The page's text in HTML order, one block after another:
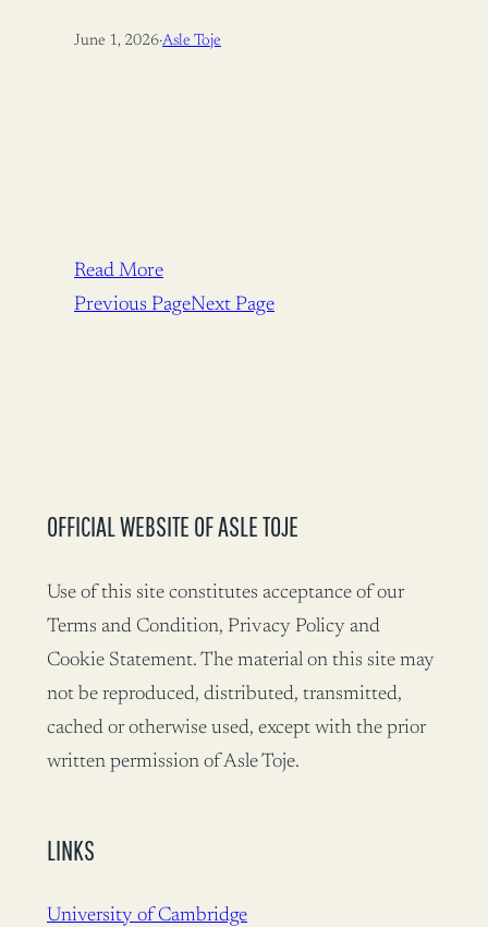
June 1, 2026·Asle Toje
Read More
Previous PageNext Page
OFFICIAL WEBSITE OF ASLE TOJE
Use of this site constitutes acceptance of our
Terms and Condition, Privacy Policy and
Cookie Statement. The material on this site may
not be reproduced, distributed, transmitted,
cached or otherwise used, except with the prior
written permission of Asle Toje.
LINKS
University of Cambridge